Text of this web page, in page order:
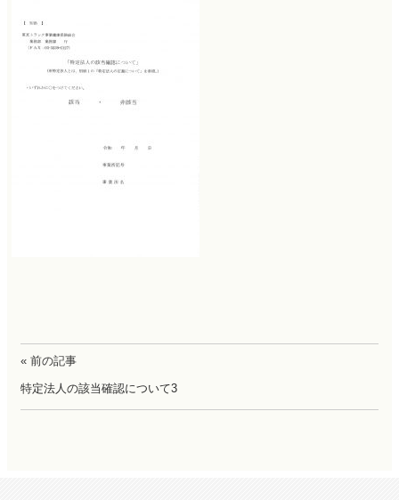
« 前の記事
特定法人の該当確認について3